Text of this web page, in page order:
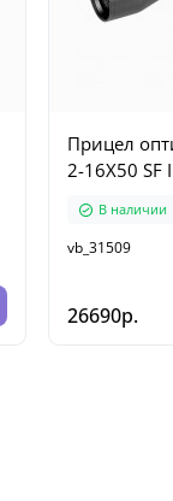
Прицел
2-16X50 SF
В наличии
vb_31509
26690р.